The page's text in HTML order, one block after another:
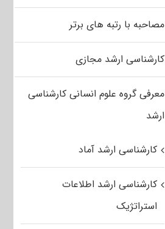
مصاحبه با رتبه های برتر
کارشناسی ارشد مجازی
معرفی گروه علوم انسانی کارشناسی
ارشد
کارشناسی ارشد آماد
کارشناسی ارشد اطلاعات
استراتژیک